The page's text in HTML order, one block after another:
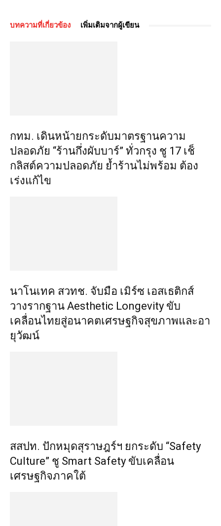
บทความที่เกี่ยวข้อง เพิ่มเติมจากผู้เขียน
กทม. เดินหน้ายกระดับมาตรฐานความ
ปลอดภัย “ร้านกึ่งผับบาร์” ทั่วกรุง ชู 17 เช็
กลิสต์ความปลอดภัย ย้ำร้านไม่พร้อม ต้อง
เร่งแก้ไข
นาโนเทค สวทช. จับมือ เมิร์ซ เอสเธติกส์
วางรากฐาน Aesthetic Longevity ขับ
เคลื่อนไทยสู่อนาคตเศรษฐกิจสุขภาพและอา
ยุวัฒน์
สสปท. ปักหมุดสุราษฎร์ฯ ยกระดับ “Safety
Culture” ชู Smart Safety ขับเคลื่อน
เศรษฐกิจภาคใต้